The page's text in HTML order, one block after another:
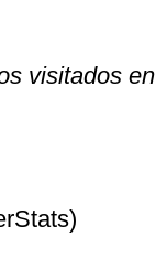
visitados en